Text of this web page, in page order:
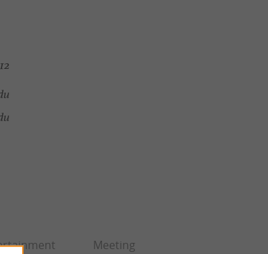
Meeting